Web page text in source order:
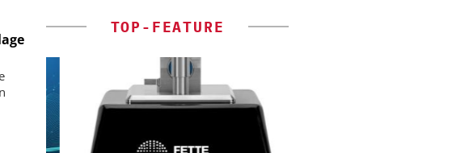
TOP-FEATURE